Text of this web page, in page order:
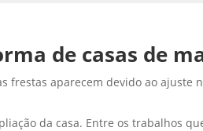
de casas de
frestas aparecem devido ao ajuste
da casa. Entre os trabalhos